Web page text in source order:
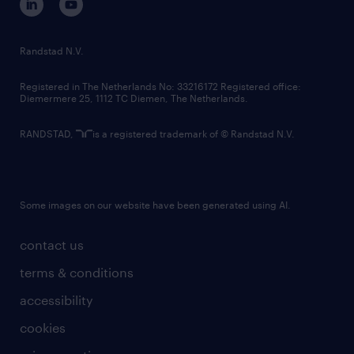
randstad innovation fund
country websites
contact us
terms & conditions
accessibility
cookies
Randstad N.V.
Registered in The Netherlands No: 33216172 Registered office:
Diemermere 25, 1112 TC Diemen, The Netherlands.
RANDSTAD, is a registered trademark of © Randstad N.V.
Some images on our website have been generated using AI.